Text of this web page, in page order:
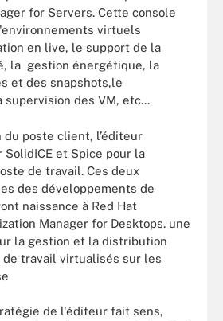
for Servers. Cette console
virtuels
en live, le support de la
la gestion énergétique, la
et des snapshots,le
supervision des VM, etc...
poste client, l’éditeur
SolidICE et Spice pour la
de travail. Ces deux
des développements de
naissance à Red Hat
Manager for Desktops. une
la gestion et la distribution
travail virtualisés sur les
de l'éditeur fait sens,